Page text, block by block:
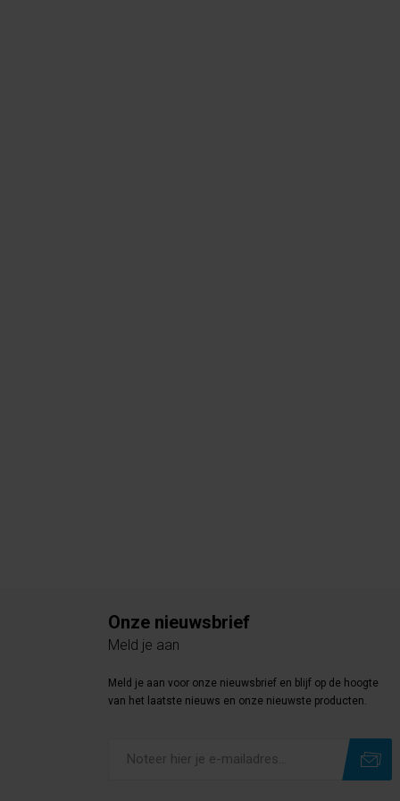
Onze nieuwsbrief
Meld je aan
Meld je aan voor onze nieuwsbrief en blijf op de hoogte
van het laatste nieuws en onze nieuwste producten.